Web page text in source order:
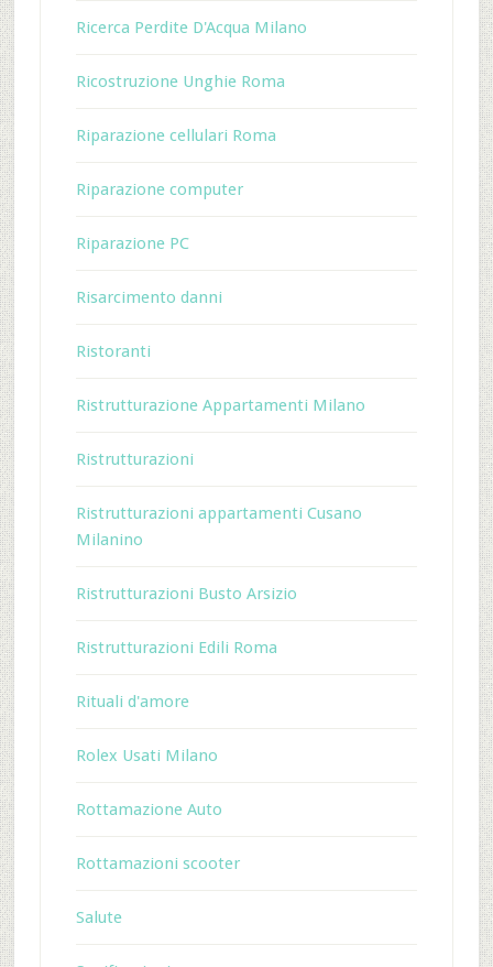
Ricerca Perdite D'Acqua Milano
Ricostruzione Unghie Roma
Riparazione cellulari Roma
Riparazione computer
Riparazione PC
Risarcimento danni
Ristoranti
Ristrutturazione Appartamenti Milano
Ristrutturazioni
Ristrutturazioni appartamenti Cusano
Milanino
Ristrutturazioni Busto Arsizio
Ristrutturazioni Edili Roma
Rituali d'amore
Rolex Usati Milano
Rottamazione Auto
Rottamazioni scooter
Salute